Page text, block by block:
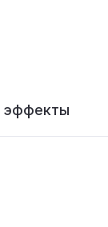
эффекты